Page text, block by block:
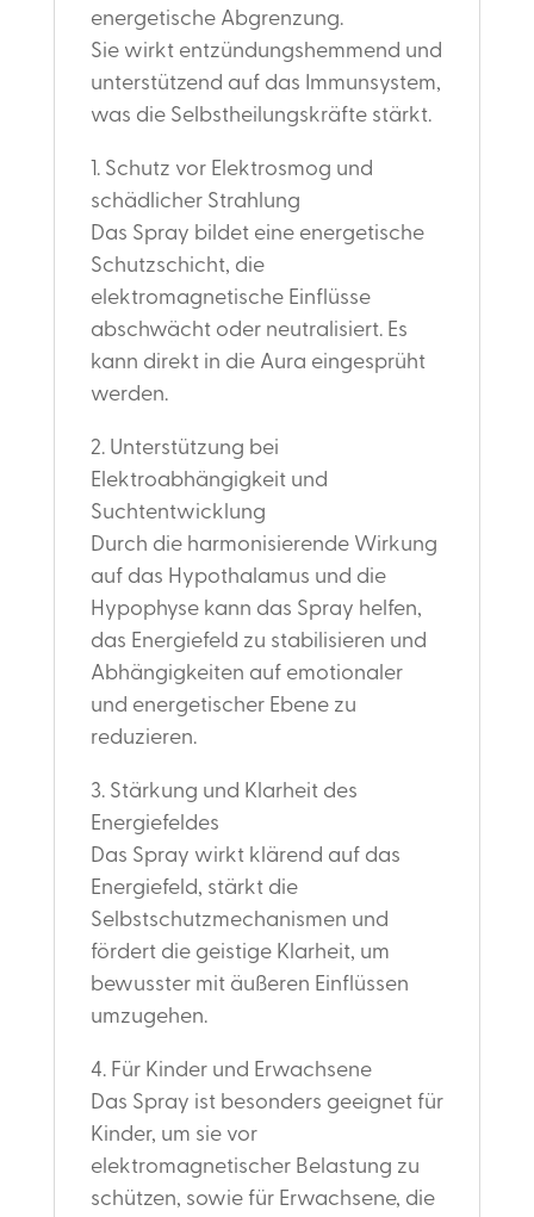
energetische Abgrenzung.
Sie wirkt entzündungshemmend und
unterstützend auf das Immunsystem,
was die Selbstheilungskräfte stärkt.
1. Schutz vor Elektrosmog und
schädlicher Strahlung
Das Spray bildet eine energetische
Schutzschicht, die
elektromagnetische Einflüsse
abschwächt oder neutralisiert. Es
kann direkt in die Aura eingesprüht
werden.
2. Unterstützung bei
Elektroabhängigkeit und
Suchtentwicklung
Durch die harmonisierende Wirkung
auf das Hypothalamus und die
Hypophyse kann das Spray helfen,
das Energiefeld zu stabilisieren und
Abhängigkeiten auf emotionaler
und energetischer Ebene zu
reduzieren.
3. Stärkung und Klarheit des
Energiefeldes
Das Spray wirkt klärend auf das
Energiefeld, stärkt die
Selbstschutzmechanismen und
fördert die geistige Klarheit, um
bewusster mit äußeren Einflüssen
umzugehen.
4. Für Kinder und Erwachsene
Das Spray ist besonders geeignet für
Kinder, um sie vor
elektromagnetischer Belastung zu
schützen, sowie für Erwachsene, die